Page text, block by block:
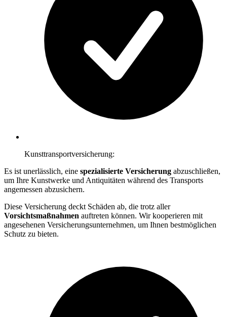
Kunsttransportversicherung:
Es ist unerlässlich, eine spezialisierte Versicherung abzuschließen,
um Ihre Kunstwerke und Antiquitäten während des Transports
angemessen abzusichern.
Diese Versicherung deckt Schäden ab, die trotz aller
Vorsichtsmaßnahmen auftreten können. Wir kooperieren mit
angesehenen Versicherungsunternehmen, um Ihnen bestmöglichen
Schutz zu bieten.